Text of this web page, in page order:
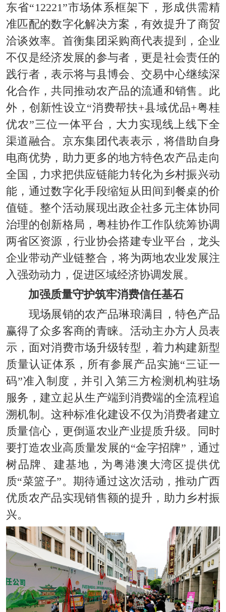
东省“12221”市场体系框架下，形成供需精
准匹配的数字化解决方案，有效提升了商贸
洽谈效率。首衡集团采购商代表提到，企业
不仅是经济发展的参与者，更是社会责任的
践行者，表示将与县博会、交易中心继续深
化合作，共同推动农产品的流通和销售。此
外，创新性设立“消费帮扶+县域优品+粤桂
优农”三位一体平台，大力实现线上线下全
渠道融合。京东集团代表表示，将借助自身
电商优势，助力更多的地方特色农产品走向
全国，力求把供应链能力转化为乡村振兴动
能，通过数字化手段缩短从田间到餐桌的价
值链。 整个活动展现出政企社多元主体协同
治理的创新格局，粤桂协作工作队统筹协调
两省区资源，行业协会搭建专业平台，龙头
企业带动产业链整合，将为两地农业发展注
入强劲动力，促进区域经济协调发展。
加强质量守护筑牢消费信任基石
现场展销的农产品琳琅满目，特色产品
赢得了众多客商的青睐。 活动主办方人员表
示，面对消费市场升级转型，着力构建新型
质量认证体系，所有参展产品实施“三证一
码”准入制度，并引入第三方检测机构驻场
服务，建立起从生产端到消费端的全流程追
溯机制。这种标准化建设不仅为消费者建立
质量信心，更倒逼农业产业提质升级。同时
要打造农业高质量发展的“金字招牌”，通过
树品牌、建基地，为粤港澳大湾区提供优
质“菜篮子”。 期待通过这次活动， 推动广西
优质农产品实现销售额的提升，助力乡村振
兴。